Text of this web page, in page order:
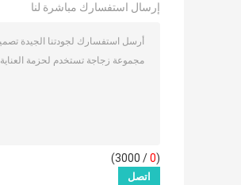
إرسال استفسارك مباشرة لنا
(
0
/ 3000)